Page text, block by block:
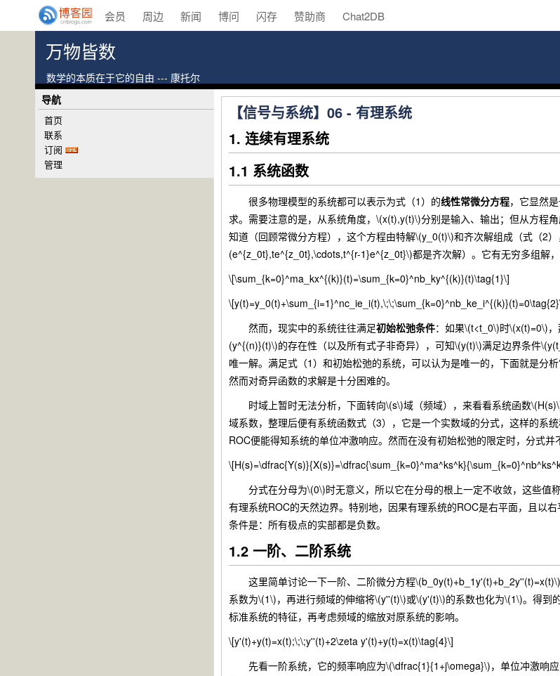
会员 周边 新闻 博问 闪存 赞助商 Chat2DB
万物皆数
数学的本质在于它的自由 --- 康托尔
【信号与系统】06 - 有理系统
1. 连续有理系统
1.1 系统函数
很多物理模型的系统都可以表示为式（1）的线性常微分方程，它显然
求。需要注意的是，从系统角度，\(x(t),y(t)\)分别是输入、输出；但从方程
知道（回顾常微分方程），这个方程由特解\(y_0(t)\)和齐次解组成（式（2
(e^{z_0t},te^{z_0t},\cdots,t^{r-1}e^{z_0t}\)都是齐次解）。它有无穷多组解，
\[\sum_{k=0}^ma_kx^{(k)}(t)=\sum_{k=0}^nb_ky^{(k)}(t)\tag{1}\]
然而，现实中的系统往往满足初始松弛条件：如果\(t<t_0\)时\(x(t)=0\)
(y^{(n)}(t)\)的存在性（以及所有式子非奇异），可知\(y(t)\)满足边界条件
唯一解。满足式（1）和初始松弛的系统，可以认为是唯一的，下面就是分
然而对奇异函数的求解是十分困难的。
时域上暂时无法分析，下面转向\(s\)域（频域），来看看系统函数
域系数，整理后便有系统函数式（3），它是一个实数域的分式，这样的系
ROC便能得知系统的单位冲激响应。然而在没有初始松弛的限定时，分式并
分式在分母为\(0\)时无意义，所以它在分母的根上一定不收敛，这些值
有理系统ROC的天然边界。特别地，因果有理系统的ROC是右平面，且以
条件是：所有极点的实部都是负数。
1.2 一阶、二阶系统
这里简单讨论一下一阶、二阶微分方程
系数为\(1\)，再进行频域的伸缩将\(y''(t)\)或\(y'(t)\)的系数也化为\(1\)。得
标准系统的特征，再考虑频域的缩放对原系统的影响。
\[y'(t)+y(t)=x(t);\;\;y''(t)+2\zeta y'(t)+y(t)=x(t)\tag{4}\]
先看一阶系统，它的频率响应为\(\dfrac{1}{1+j\omega}\)，单位冲激响
导航
首页
联系
订阅
管理